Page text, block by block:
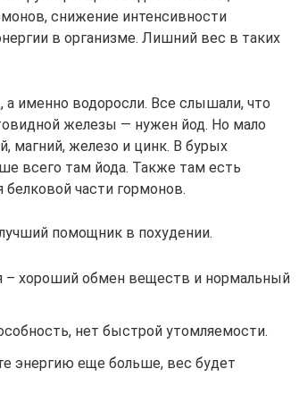
снижение интенсивности
в организме. Лишний вес в таких
именно водоросли. Все слышали, что
железы — нужен йод. Но мало
магний, железо и цинк. В бурых
всего там йода. Также там есть
части гормонов.
помощник в похудении.
– хороший обмен веществ и нормальный
нет быстрой утомляемости.
энергию еще больше, вес будет